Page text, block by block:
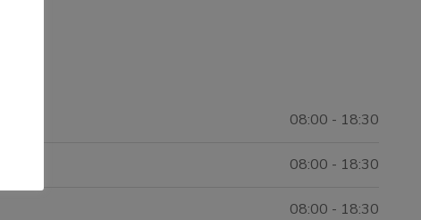
08:00 - 18:30
08:00 - 18:30
08:00 - 18:30